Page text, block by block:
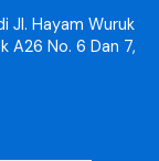
Jl. Hayam Wuruk
A26 No. 6 Dan 7,